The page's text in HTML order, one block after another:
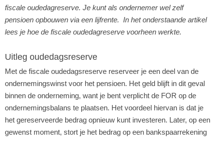
fiscale oudedagreserve. Je kunt als ondernemer wel zelf
pensioen opbouwen via een lijfrente. In het onderstaande artikel
lees je hoe de fiscale oudedagreserve voorheen werkte.
Uitleg oudedagsreserve
Met de fiscale oudedagsreserve reserveer je een deel van de
ondernemingswinst voor het pensioen. Het geld blijft in dit geval
binnen de onderneming, want je bent verplicht de FOR op de
ondernemingsbalans te plaatsen. Het voordeel hiervan is dat je
het gereserveerde bedrag opnieuw kunt investeren. Later, op een
gewenst moment, stort je het bedrag op een bankspaarrekening